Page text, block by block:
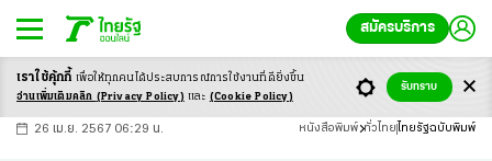
สมัครบริการ
-ก ก ก+
26 เม.ย. 2567 06:29 น. หนังสือพิมพ์ ทั่วไทย ไทยรัฐฉบับพิมพ์
เราใช้คุ้กกี้ เพื่อให้ทุกคนได้ประสบการณ์การใช้งานที่ดียิ่งขึ้น
อ่านเพิ่มเติมคลิก (Privacy Policy) และ (Cookie Policy)
รับทราบ